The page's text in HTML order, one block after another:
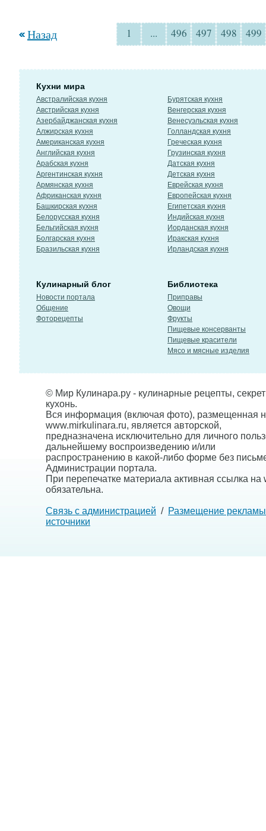
Назад 1 ... 496 497 498 499
Кухни мира
Австралийская кухня
Австрийская кухня
Азербайджанская кухня
Алжирская кухня
Американская кухня
Английская кухня
Арабская кухня
Аргентинская кухня
Армянская кухня
Африканская кухня
Башкирская кухня
Белорусская кухня
Бельгийская кухня
Болгарская кухня
Бразильская кухня
Бурятская кухня
Венгерская кухня
Венесуэльская кухня
Голландская кухня
Греческая кухня
Грузинская кухня
Датская кухня
Детская кухня
Еврейская кухня
Европейская кухня
Египетская кухня
Индийская кухня
Иорданская кухня
Иракская кухня
Ирландская кухня
Кулинарный блог
Новости портала
Общение
Фоторецепты
Библиотека
Приправы
Овощи
Фрукты
Пищевые консерванты
Пищевые красители
Мясо и мясные изделия
© Мир Кулинара.ру - кулинарные рецепты,
кухонь.
Вся информация (включая фото), размещенная
www.mirkulinara.ru, является авторской,
предназначена исключительно для личного
дальнейшему воспроизведению и/или
распространению в какой-либо форме без
Администрации портала.
При перепечатке материала активная ссылка на
обязательна.
Связь с администрацией / Размещение рекламы
источники